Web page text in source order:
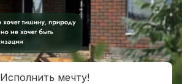
Исполнить мечту!